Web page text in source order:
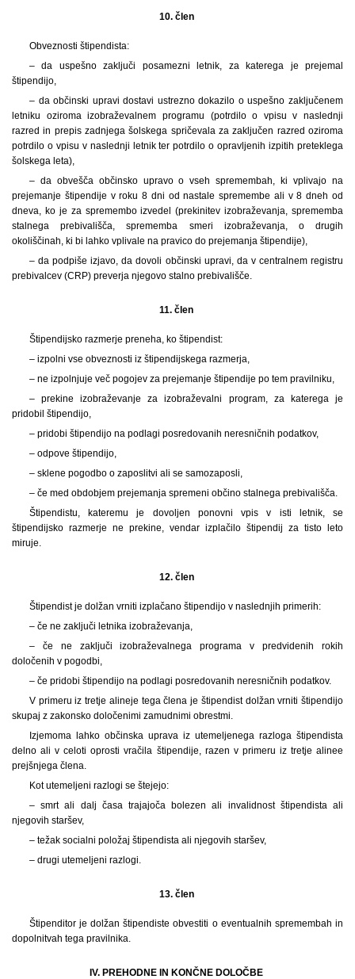
10. člen
Obveznosti štipendista:
– da uspešno zaključi posamezni letnik, za katerega je prejemal
štipendijo,
– da občinski upravi dostavi ustrezno dokazilo o uspešno zaključenem
letniku oziroma izobraževalnem programu (potrdilo o vpisu v naslednji
razred in prepis zadnjega šolskega spričevala za zaključen razred oziroma
potrdilo o vpisu v naslednji letnik ter potrdilo o opravljenih izpitih preteklega
šolskega leta),
– da obvešča občinsko upravo o vseh spremembah, ki vplivajo na
prejemanje štipendije v roku 8 dni od nastale spremembe ali v 8 dneh od
dneva, ko je za spremembo izvedel (prekinitev izobraževanja, sprememba
stalnega prebivališča, sprememba smeri izobraževanja, o drugih
okoliščinah, ki bi lahko vplivale na pravico do prejemanja štipendije),
– da podpiše izjavo, da dovoli občinski upravi, da v centralnem registru
prebivalcev (CRP) preverja njegovo stalno prebivališče.
11. člen
Štipendijsko razmerje preneha, ko štipendist:
– izpolni vse obveznosti iz štipendijskega razmerja,
– ne izpolnjuje več pogojev za prejemanje štipendije po tem pravilniku,
– prekine izobraževanje za izobraževalni program, za katerega je
pridobil štipendijo,
– pridobi štipendijo na podlagi posredovanih neresničnih podatkov,
– odpove štipendijo,
– sklene pogodbo o zaposlitvi ali se samozaposli,
– če med obdobjem prejemanja spremeni občino stalnega prebivališča.
Štipendistu, kateremu je dovoljen ponovni vpis v isti letnik, se
štipendijsko razmerje ne prekine, vendar izplačilo štipendij za tisto leto
miruje.
12. člen
Štipendist je dolžan vrniti izplačano štipendijo v naslednjih primerih:
– če ne zaključi letnika izobraževanja,
– če ne zaključi izobraževalnega programa v predvidenih rokih
določenih v pogodbi,
– če pridobi štipendijo na podlagi posredovanih neresničnih podatkov.
V primeru iz tretje alineje tega člena je štipendist dolžan vrniti štipendijo
skupaj z zakonsko določenimi zamudnimi obrestmi.
Izjemoma lahko občinska uprava iz utemeljenega razloga štipendista
delno ali v celoti oprosti vračila štipendije, razen v primeru iz tretje alinee
prejšnjega člena.
Kot utemeljeni razlogi se štejejo:
– smrt ali dalj časa trajajoča bolezen ali invalidnost štipendista ali
njegovih staršev,
– težak socialni položaj štipendista ali njegovih staršev,
– drugi utemeljeni razlogi.
13. člen
Štipenditor je dolžan štipendiste obvestiti o eventualnih spremembah in
dopolnitvah tega pravilnika.
IV. PREHODNE IN KONČNE DOLOČBE